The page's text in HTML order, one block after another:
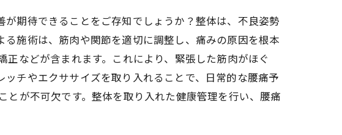
期待できることをご存知でしょうか？整体は、不良姿勢
施術は、筋肉や関節を適切に調整し、痛みの原因を根本
などが含まれます。これにより、緊張した筋肉がほぐ
チやエクササイズを取り入れることで、日常的な腰痛予
が不可欠です。整体を取り入れた健康管理を行い、腰痛